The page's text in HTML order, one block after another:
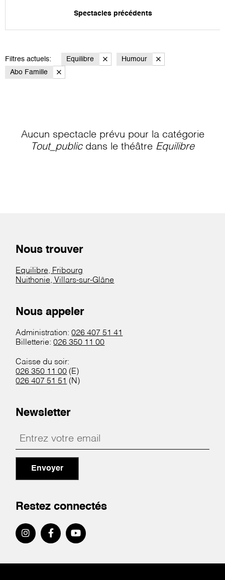
Spectacles précédents
Filtres actuels: Equilibre
Humour
Abo Famille
Aucun spectacle prévu pour la catégorie
Tout_publicdans le théâtre Equilibre
Nous trouver
Equilibre, Fribourg
Nuithonie, Villars-sur-Glâne
Nous appeler
Administration:026 407 51 41
Billetterie:026 350 11 00
Caisse du soir:
026 350 11 00 (E)
026 407 51 51 (N)
Newsletter
Envoyer
Restez connectés